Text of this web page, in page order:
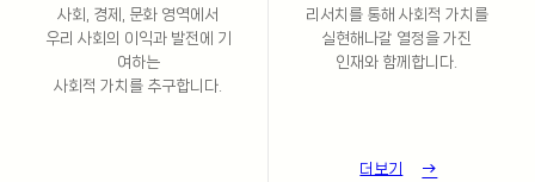
사회, 경제, 문화 영역에서
우리 사회의 이익과 발전에 기
여하는
사회적 가치를 추구합니다.
리서치를 통해 사회적 가치를
실현해나갈 열정을 가진
인재와 함께합니다.
더보기